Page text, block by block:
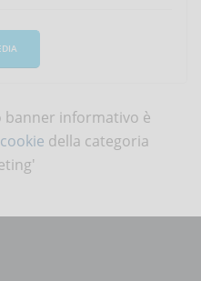
banner informativo è
della categoria